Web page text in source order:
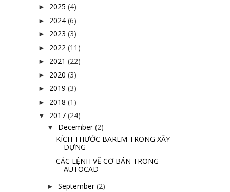
► 2025 (4)
► 2024 (6)
► 2023 (3)
► 2022 (11)
► 2021 (22)
► 2020 (3)
► 2019 (3)
► 2018 (1)
▼ 2017 (24)
▼ December (2)
KÍCH THƯỚC BAREM TRONG XÂY
DỰNG
CÁC LỆNH VẼ CƠ BẢN TRONG
AUTOCAD
► September (2)